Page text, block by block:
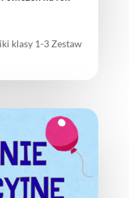
klasy 1-3 Zestaw